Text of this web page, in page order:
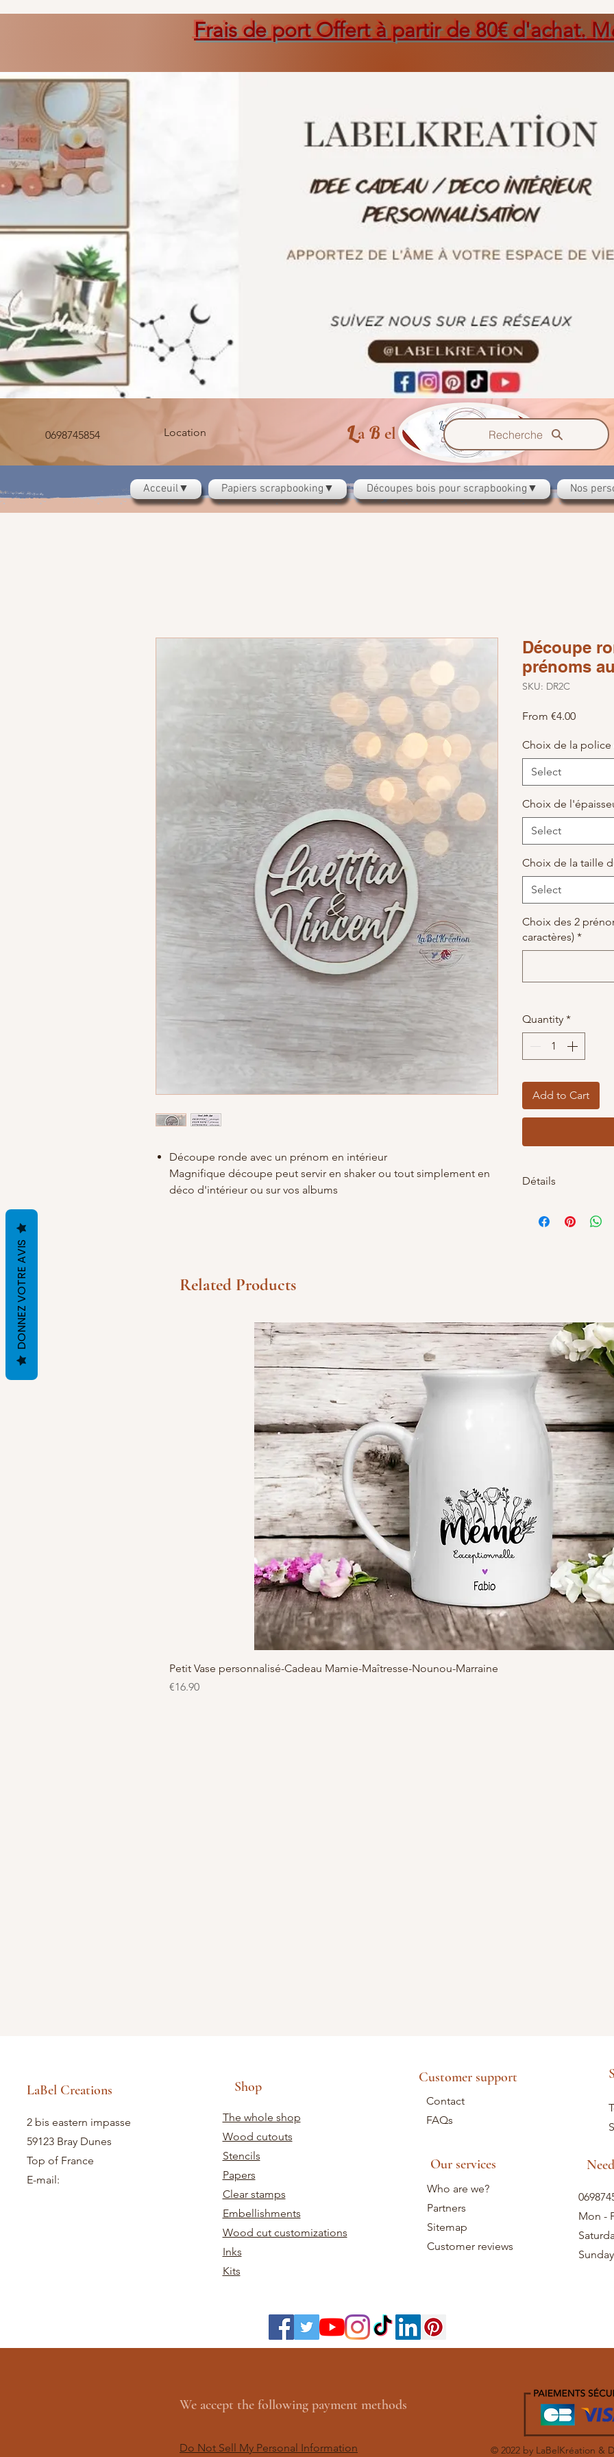
Frais de port Offert à partir de 80€ d'achat. M
Acceuil▼ Papiers scrapbooking▼ Découpes bois pour scrapbooking▼ Nos
0698745854 Location La B elKreation Recherche
Découpe ronde avec un prénom en intérieur
Magnifique découpe peut servir en shaker ou tout simplement en
déco d'intérieur ou sur vos albums
Découpe
prénoms
SKU: DR2C
From €4.00Sale
Choix de la
Select
Choix de
Select
Choix de la taille
Select
Choix des 2
caractères) *
Quantity *
Add to Cart
Détails
,200 mm(20cm)
de LaBelKréation
Related Products
Petit Vase personnalisé-Cadeau Mamie-Maîtresse-Nounou-Marraine
Price
€16.90
LaBel Creations
2 bis eastern impasse
59123 Bray Dunes
Top of France
E-mail:
Shop
The whole shop
Wood cutouts
Stencils
Papers
Clear stamps
Embellishments
Wood cut customizations
Inks
Kits
Mon -
We accept the following payment methods
Do Not Sell My Personal Information © 2022 by LaBelKréation &
Who are we?
Partners
Sitemap
Customer reviews
Our services
Contact
FAQs
Customer support
DONNEZ VOTRE AVIS